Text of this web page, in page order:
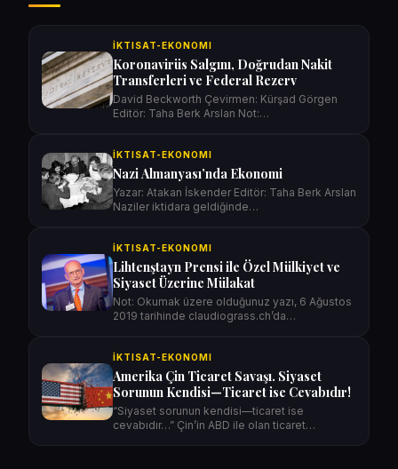
İKTISAT-EKONOMI
Koronavirüs Salgını, Doğrudan Nakit
Transferleri ve Federal Rezerv
David Beckworth Çevirmen: Kürşad Görgen
Editör: Taha Berk Arslan Not:…
İKTISAT-EKONOMI
Nazi Almanyası’nda Ekonomi
Yazar: Atakan İskender Editör: Taha Berk Arslan
Naziler iktidara geldiğinde…
İKTISAT-EKONOMI
Lihtenştayn Prensi ile Özel Mülkiyet ve
Siyaset Üzerine Mülakat
Not: Okumak üzere olduğunuz yazı, 6 Ağustos
2019 tarihinde claudiograss.ch’da
İKTISAT-EKONOMI
Amerika Çin Ticaret Savaşı. Siyaset
Sorunun Kendisi—Ticaret ise Cevabıdır!
“Siyaset sorunun kendisi—ticaret ise
cevabıdır…” Çin’in ABD ile olan ticaret…